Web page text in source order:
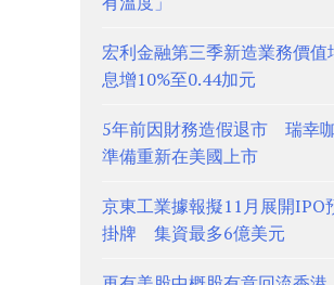
宏利金融第三季新造業務價
息增10%至0.44加元
5年前因財務造假退市 瑞幸
準備重新在美國上市
京東工業據報擬11月展開IPO
掛牌 集資最多6億美元